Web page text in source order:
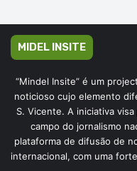
MIDEL INSITE
“Mindel Insite” é um
noticioso cujo elemento
S. Vicente. A iniciativa
campo do jornalismo
plataforma de difusão de
internacional, com uma